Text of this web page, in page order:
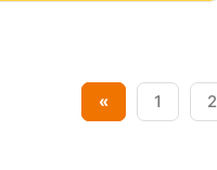
« 1 2